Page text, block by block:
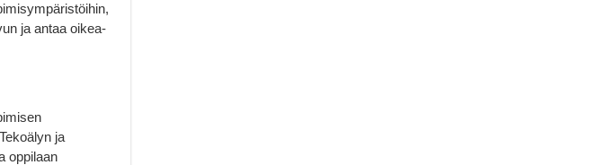
ja antaa oikea-
ja
oppilaan